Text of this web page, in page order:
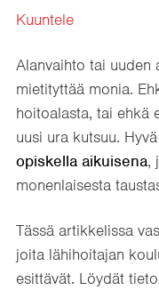
Kuuntele
Alanvaihto tai uuden
mietityttää monia.
hoitoalasta, tai ehkä
uusi ura kutsuu.
opiskella aikuisena,
monenlaisesta
Tässä artikkelissa
joita lähihoitajan
esittävät. Löydät